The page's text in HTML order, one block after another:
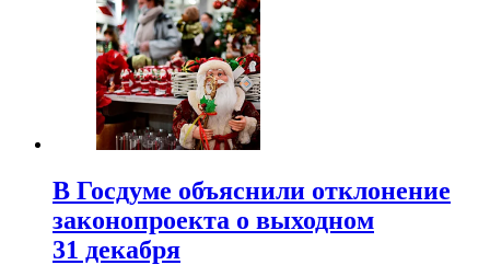
В Госдуме объяснили отклонение
законопроекта о выходном
31 декабря